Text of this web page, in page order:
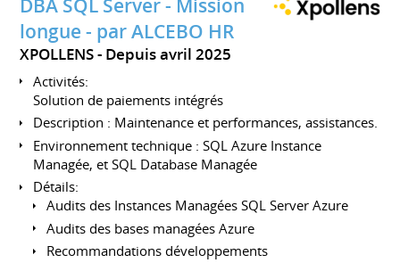
DBA SQL Server - Mission
longue - par ALCEBO HR
XPOLLENS Depuis avril 2025
Activités:
Solution de paiements intégrés
Description : Maintenance et performances, assistances.
Environnement technique : SQL Azure Instance
Managée, et SQL Database Managée
Détails:
Audits des Instances Managées SQL Server Azure
Audits des bases managées Azure
Recommandations développements